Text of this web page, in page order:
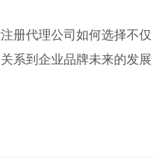
册代理公司如何选择不仅
系到企业品牌未来的发展